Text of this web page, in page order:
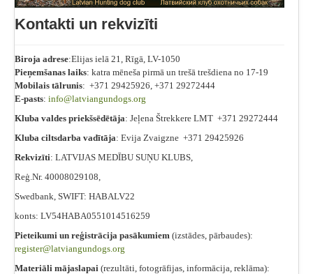
Kontakti un rekvizīti
Biroja adrese:Elijas ielā 21, Rīgā, LV-1050
Pieņemšanas laiks: katra mēneša pirmā un trešā trešdiena no 17-19
Mobilais tālrunis: +371 29425926, +371 29272444
E-pasts: info@latviangundogs.org
Kluba valdes priekšsēdētāja: Jeļena Štrekkere LMT +371 29272444
Kluba ciltsdarba vadītāja: Evija Zvaigzne +371 29425926
Rekvizīti: LATVIJAS MEDĪBU SUŅU KLUBS,
Reģ.Nr. 40008029108,
Swedbank, SWIFT: HABALV22
konts: LV54HABA0551014516259
Pieteikumi un reģistrācija pasākumiem (izstādes, pārbaudes):
register@latviangundogs.org
Materiāli mājaslapai (rezultāti, fotogrāfijas, informācija, reklāma):